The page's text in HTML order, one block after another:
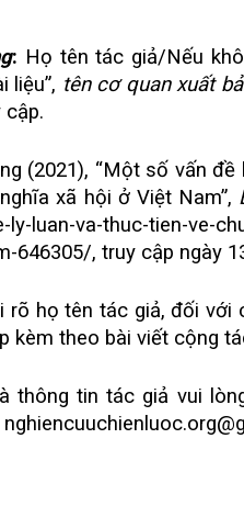
: Họ tên tác giả/Nếu
liệu”, tên cơ quan xuất
(2021), “Một số vấn
xã hội ở Việt Nam”,
luan-va-thuc-tien-ve-
646305/, truy cập ngày
rõ họ tên tác giả, đối
kèm theo bài viết cộng
thông tin tác giả vui